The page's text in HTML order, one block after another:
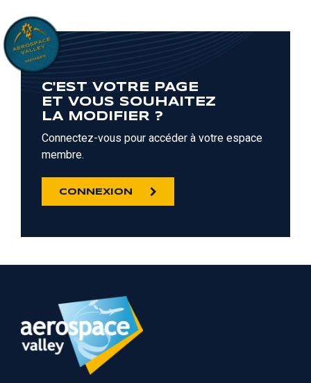
C'EST VOTRE PAGE
ET VOUS SOUHAITEZ
LA MODIFIER ?
Connectez-vous pour accéder à votre espace
membre.
CONNEXION